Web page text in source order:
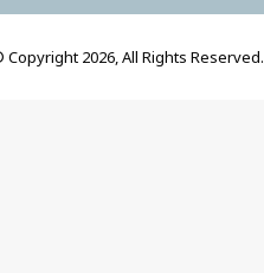
Copyright 2026, All Rights Reserved.